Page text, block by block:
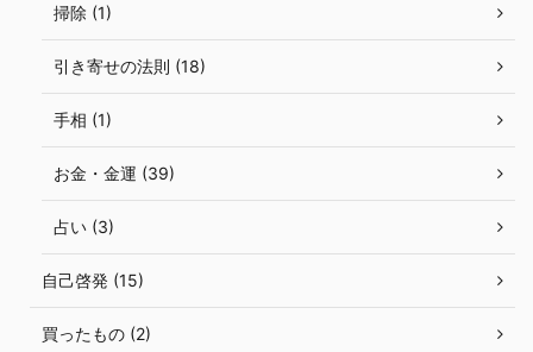
掃除 (1)
引き寄せの法則 (18)
手相 (1)
お金・金運 (39)
占い (3)
自己啓発 (15)
買ったもの (2)